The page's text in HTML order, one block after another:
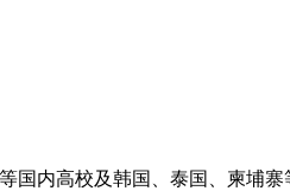
内高校及韩国、泰国、柬埔